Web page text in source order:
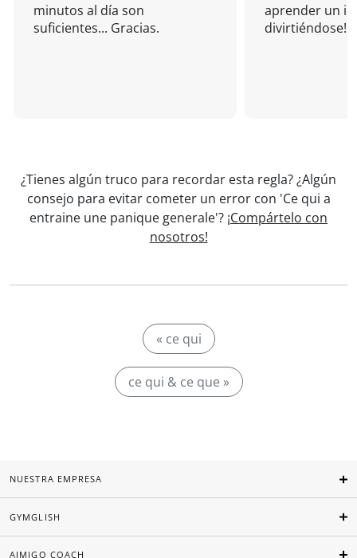
minutos al día son
suficientes... Gracias.
aprender un
divirtiéndose!
¿Tienes algún truco para recordar esta regla? ¿Algún
consejo para evitar cometer un error con 'Ce qui a
entraine une panique generale'? ¡Compártelo con
nosotros!
« ce qui
ce qui & ce que »
NUESTRA EMPRESA
GYMGLISH
AIMIGO COACH